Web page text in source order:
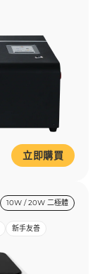
立即購買
10W / 20W 二極體
新手友善